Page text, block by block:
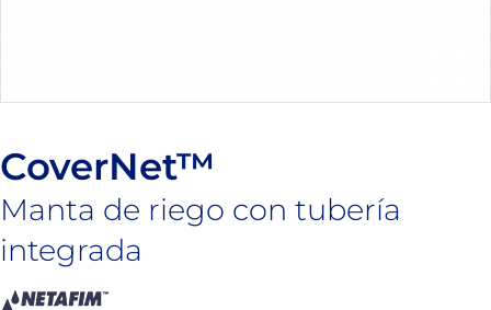
CoverNet™
Manta de riego con tubería
integrada